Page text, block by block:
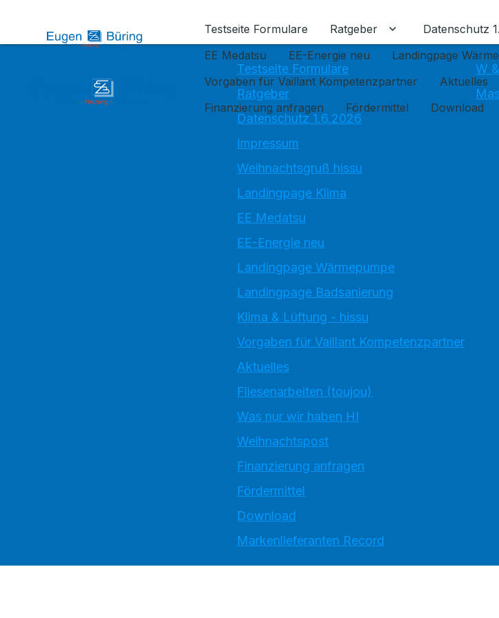
Testseite Formulare
Ratgeber Untermenü für
Datenschutz
EE Medatsu
EE-Energie neu Landingpage
Vorgaben für Vaillant Kompetenzpartner
Aktuelles
Finanzierung anfragen
Fördermittel Download
Testseite Formulare
Ratgeber
Datenschutz 1.6.2026
Impressum
Weihnachtsgruß hissu
Landingpage Klima
EE Medatsu
EE-Energie neu
Landingpage Wärmepumpe
Landingpage Badsanierung
Klima & Lüftung - hissu
Vorgaben für Vaillant Kompetenzpartner
Aktuelles
Fliesenarbeiten (toujou)
Was nur wir haben HI
Weihnachtspost
Finanzierung anfragen
Fördermittel
Download
Markenlieferanten Record
W